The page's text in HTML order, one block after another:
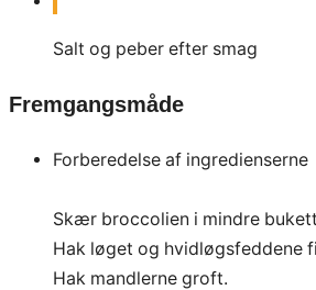
Salt og peber efter smag
Fremgangsmåde
Forberedelse af ingredienserne
Skær broccolien i mindre
Hak løget og hvidløgsfeddene
Hak mandlerne groft.